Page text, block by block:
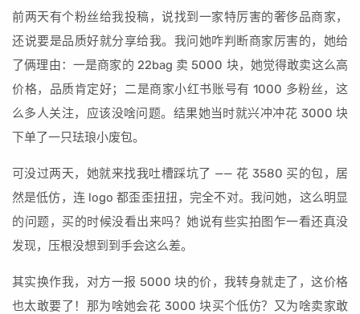
前两天有个粉丝给我投稿，说找到一家特厉害的奢侈品商家，
还说要是品质好就分享给我。我问她咋判断商家厉害的，她给
了俩理由：一是商家的 22bag 卖 5000 块，她觉得敢卖这么高
价格，品质肯定好；二是商家小红书账号有 1000 多粉丝，这
么多人关注，应该没啥问题。结果她当时就兴冲冲花 3000 块
下单了一只珐琅小废包。
可没过两天，她就来找我吐槽踩坑了 —— 花 3580 买的包，居
然是低仿，连 logo 都歪歪扭扭，完全不对。我问她，这么明显
的问题，买的时候没看出来吗？她说有些实拍图乍一看还真没
发现，压根没想到到手会这么差。
其实换作我，对方一报 5000 块的价，我转身就走了，这价格
也太敢要了！那为啥她会花 3000 块买个低仿？又为啥卖家敢